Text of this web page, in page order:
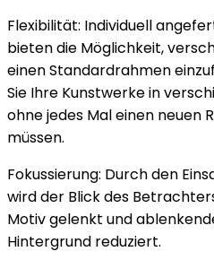
Flexibilität: Individuell
bieten die Möglichkeit,
einen Standardrahmen
Sie Ihre Kunstwerke in
ohne jedes Mal einen neuen
müssen.
Fokussierung: Durch den
wird der Blick des
Motiv gelenkt und
Hintergrund reduziert.